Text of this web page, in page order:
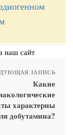
наш сайт
ЗАПИСЬ
Какие
характерны
добутамина?